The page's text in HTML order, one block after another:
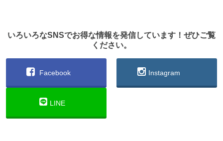
いろいろなSNSでお得な情報を発信しています！ぜひご覧
ください。
Facebook Instagram
LINE